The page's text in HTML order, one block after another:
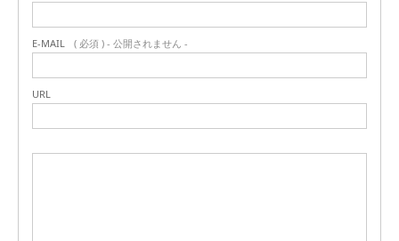
E-MAIL ( 必須 ) - 公開されません -
URL